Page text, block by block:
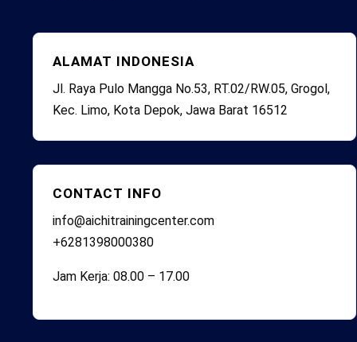
ALAMAT INDONESIA
Jl. Raya Pulo Mangga No.53, RT.02/RW.05, Grogol,
Kec. Limo, Kota Depok, Jawa Barat 16512
CONTACT INFO
info@aichitrainingcenter.com
+6281398000380
Jam Kerja: 08.00 – 17.00